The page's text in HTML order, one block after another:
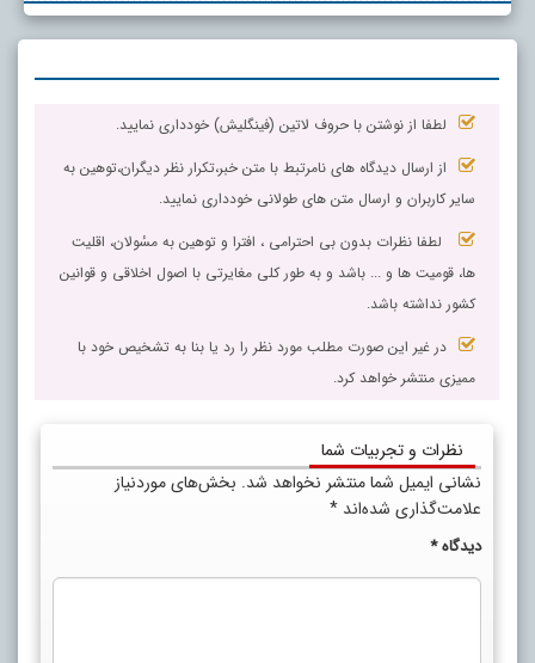
لطفا از نوشتن با حروف لاتین (فینگلیش) خودداری نمایید.
از ارسال دیدگاه های نامرتبط با متن خبر،تکرار نظر دیگران،توهین به
سایر کاربران و ارسال متن های طولانی خودداری نمایید.
لطفا نظرات بدون بی احترامی ، افترا و توهین به مسٔولان، اقلیت
ها، قومیت ها و ... باشد و به طور کلی مغایرتی با اصول اخلاقی و قوانین
کشور نداشته باشد.
در غیر این صورت مطلب مورد نظر را رد یا بنا به تشخیص خود با
ممیزی منتشر خواهد کرد.
نظرات و تجربیات شما
نشانی ایمیل شما منتشر نخواهد شد. بخش‌های موردنیاز
علامت‌گذاری شده‌اند *
دیدگاه*